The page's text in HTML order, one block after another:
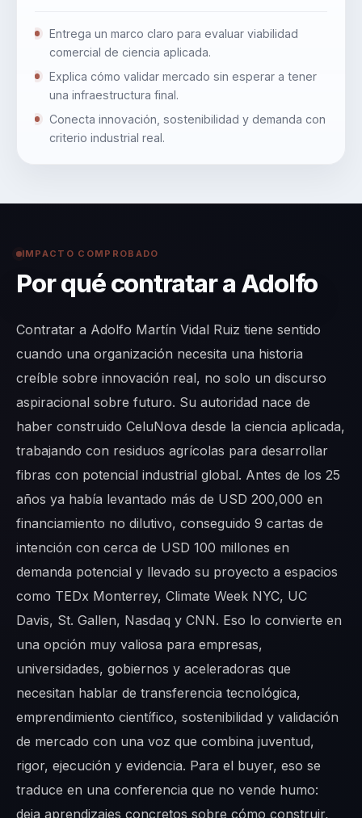
Entrega un marco claro para evaluar viabilidad
comercial de ciencia aplicada.
Explica cómo validar mercado sin esperar a tener
una infraestructura final.
Conecta innovación, sostenibilidad y demanda con
criterio industrial real.
IMPACTO COMPROBADO
Por qué contratar a Adolfo
Contratar a Adolfo Martín Vidal Ruiz tiene sentido
cuando una organización necesita una historia
creíble sobre innovación real, no solo un discurso
aspiracional sobre futuro. Su autoridad nace de
haber construido CeluNova desde la ciencia aplicada,
trabajando con residuos agrícolas para desarrollar
fibras con potencial industrial global. Antes de los 25
años ya había levantado más de USD 200,000 en
financiamiento no dilutivo, conseguido 9 cartas de
intención con cerca de USD 100 millones en
demanda potencial y llevado su proyecto a espacios
como TEDx Monterrey, Climate Week NYC, UC
Davis, St. Gallen, Nasdaq y CNN. Eso lo convierte en
una opción muy valiosa para empresas,
universidades, gobiernos y aceleradoras que
necesitan hablar de transferencia tecnológica,
emprendimiento científico, sostenibilidad y validación
de mercado con una voz que combina juventud,
rigor, ejecución y evidencia. Para el buyer, eso se
traduce en una conferencia que no vende humo:
deja aprendizajes concretos sobre cómo construir,